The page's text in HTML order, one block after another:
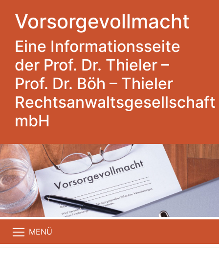
Vorsorgevollmacht
Eine Informationsseite
der Prof. Dr. Thieler –
Prof. Dr. Böh – Thieler
Rechtsanwaltsgesellschaft
mbH
MENÜ